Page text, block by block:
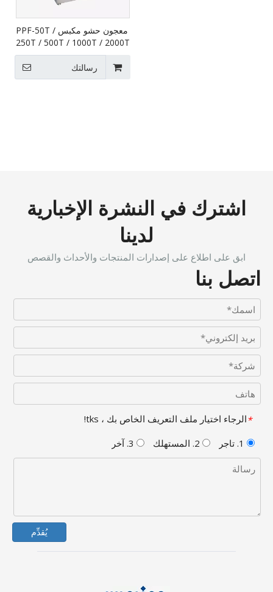
معجون حشو مكبس PPF-50T /
250T / 500T / 1000T / 2000T
/ 5000T
رسالتك
اشترك في النشرة الإخبارية
لدينا
ابق على اطلاع على إصدارات المنتجات والأحداث والقصص
اتصل بنا
*الرجاء اختيار ملف التعريف الخاص بك ، tks!
يُقدِّم